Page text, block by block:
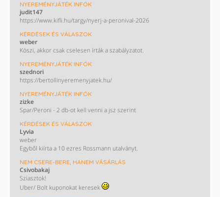
NYEREMÉNYJÁTÉK INFÓK
judit147
https://www.kifli.hu/targy/nyerj-a-peronival-2026
KÉRDÉSEK ÉS VÁLASZOK
weber
Köszi, akkor csak cselesen írták a szabályzatot.
NYEREMÉNYJÁTÉK INFÓK
szednori
https://bertollinyeremenyjatek.hu/
NYEREMÉNYJÁTÉK INFÓK
zizke
Spar/Peroni - 2 db-ot kell venni a jsz szerint
KÉRDÉSEK ÉS VÁLASZOK
Lyvia
weber
Egyből kiírta a 10 ezres Rossmann utalványt.
NEM CSERE-BERE, HANEM VÁSÁRLÁS
Csivobakaj
Sziasztok!
Uber/ Bolt kuponokat keresek